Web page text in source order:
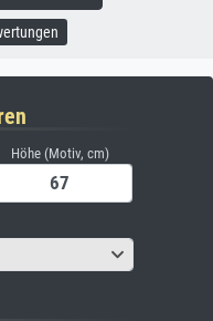
Höhe (Motiv, cm)